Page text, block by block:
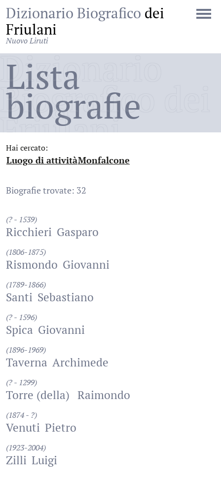
Dizionario Biografico dei
Friulani
Nuovo Liruti
Dizionario
Biografico dei
Friulani
Lista
biografie
Hai cercato:
Luogo di attività
:Monfalcone
Biografie trovate: 32
(? - 1539)
Ricchieri Gasparo
(1806-1875)
Rismondo Giovanni
(1789-1866)
Santi Sebastiano
(? - 1596)
Spica Giovanni
(1896-1969)
Taverna Archimede
(? - 1299)
Torre (della) Raimondo
(1874 - ?)
Venuti Pietro
(1923-2004)
Zilli Luigi